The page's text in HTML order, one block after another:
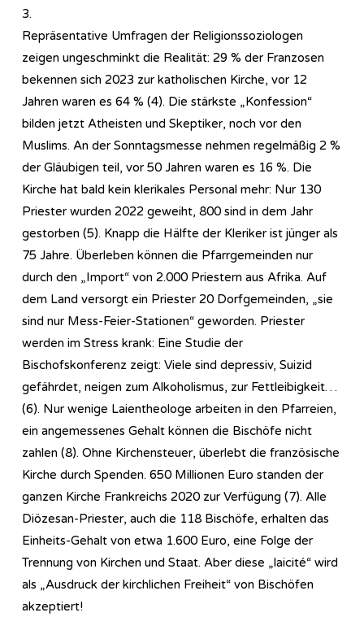
3.
Repräsentative Umfragen der Religionssoziologen
zeigen ungeschminkt die Realität: 29 % der Franzosen
bekennen sich 2023 zur katholischen Kirche, vor 12
Jahren waren es 64 % (4). Die stärkste „Konfession“
bilden jetzt Atheisten und Skeptiker, noch vor den
Muslims. An der Sonntagsmesse nehmen regelmäßig 2 %
der Gläubigen teil, vor 50 Jahren waren es 16 %. Die
Kirche hat bald kein klerikales Personal mehr: Nur 130
Priester wurden 2022 geweiht, 800 sind in dem Jahr
gestorben (5). Knapp die Hälfte der Kleriker ist jünger als
75 Jahre. Überleben können die Pfarrgemeinden nur
durch den „Import“ von 2.000 Priestern aus Afrika. Auf
dem Land versorgt ein Priester 20 Dorfgemeinden, „sie
sind nur Mess-Feier-Stationen“ geworden. Priester
werden im Stress krank: Eine Studie der
Bischofskonferenz zeigt: Viele sind depressiv, Suizid
gefährdet, neigen zum Alkoholismus, zur Fettleibigkeit…
(6). Nur wenige Laientheologe arbeiten in den Pfarreien,
ein angemessenes Gehalt können die Bischöfe nicht
zahlen (8). Ohne Kirchensteuer, überlebt die französische
Kirche durch Spenden. 650 Millionen Euro standen der
ganzen Kirche Frankreichs 2020 zur Verfügung (7). Alle
Diözesan-Priester, auch die 118 Bischöfe, erhalten das
Einheits-Gehalt von etwa 1.600 Euro, eine Folge der
Trennung von Kirchen und Staat. Aber diese „laicité“ wird
als „Ausdruck der kirchlichen Freiheit“ von Bischöfen
akzeptiert!